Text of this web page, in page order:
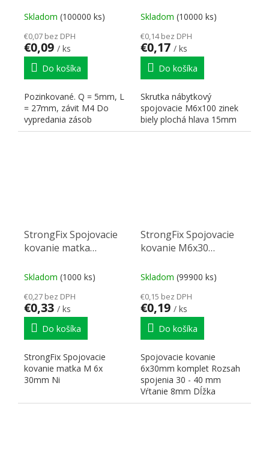
Skladom (100000 ks)
€0,07 bez DPH
€0,09 / ks
Do košíka
Pozinkované. Q = 5mm, L
= 27mm, závit M4 Do
vypredania zásob
hlava 15mm
Skladom (10000 ks)
€0,14 bez DPH
€0,17 / ks
Do košíka
Skrutka nábytkový
spojovacie M6x100 zinek
biely plochá hlava 15mm
StrongFix Spojovacie
kovanie matka
Skladom (1000 ks)
€0,27 bez DPH
€0,33 / ks
Do košíka
StrongFix Spojovacie
kovanie matka M 6x
30mm Ni
StrongFix Spojovacie
kovanie M6x30
Skladom (99900 ks)
€0,15 bez DPH
€0,19 / ks
Do košíka
Spojovacie kovanie
6x30mm komplet Rozsah
spojenia 30 - 40 mm
Vŕtanie 8mm Dĺžka
skrutky L 14 mm Dĺžka